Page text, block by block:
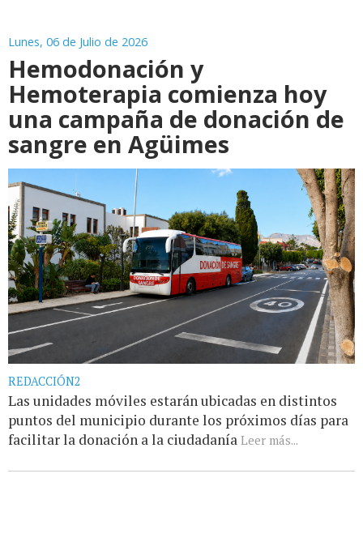
Lunes, 06 de Julio de 2026
Hemodonación y
Hemoterapia comienza hoy
una campaña de donación de
sangre en Agüimes
REDACCIÓN2
Las unidades móviles estarán ubicadas en distintos
puntos del municipio durante los próximos días para
facilitar la donación a la ciudadanía Leer más...